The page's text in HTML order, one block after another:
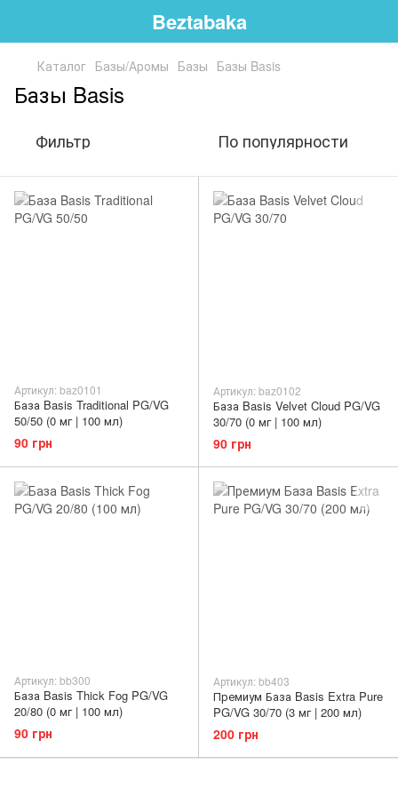
Beztabaka
Каталог Базы/Аромы Базы Базы Basis
Базы Basis
Фильтр По популярности
Артикул: baz0101
База Basis Traditional PG/VG
50/50 (0 мг | 100 мл)
90 грн
Артикул: baz0102
База Basis Velvet Cloud PG/VG
30/70 (0 мг | 100 мл)
90 грн
Артикул: bb300
База Basis Thick Fog PG/VG
20/80 (0 мг | 100 мл)
90 грн
Артикул: bb403
Премиум База Basis Extra Pure
PG/VG 30/70 (3 мг | 200 мл)
200 грн